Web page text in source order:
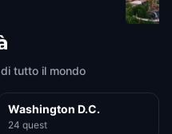
tutto il mondo
Washington D.C.
24 quest